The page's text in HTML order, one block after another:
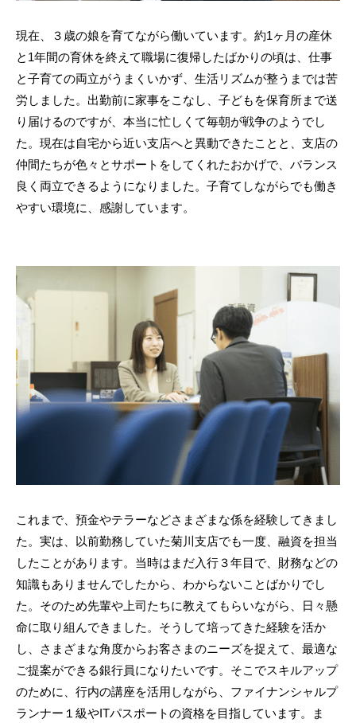
現在、３歳の娘を育てながら働いています。約1ヶ月の産休
と1年間の育休を終えて職場に復帰したばかりの頃は、仕事
と子育ての両立がうまくいかず、生活リズムが整うまでは苦
労しました。出勤前に家事をこなし、子どもを保育所まで送
り届けるのですが、本当に忙しくて毎朝が戦争のようでし
た。現在は自宅から近い支店へと異動できたことと、支店の
仲間たちが色々とサポートをしてくれたおかげで、バランス
良く両立できるようになりました。子育てしながらでも働き
やすい環境に、感謝しています。
これまで、預金やテラーなどさまざまな係を経験してきまし
た。実は、以前勤務していた菊川支店でも一度、融資を担当
したことがあります。当時はまだ入行３年目で、財務などの
知識もありませんでしたから、わからないことばかりでし
た。そのため先輩や上司たちに教えてもらいながら、日々懸
命に取り組んできました。そうして培ってきた経験を活か
し、さまざまな角度からお客さまのニーズを捉えて、最適な
ご提案ができる銀行員になりたいです。そこでスキルアップ
のために、行内の講座を活用しながら、ファイナンシャルプ
ランナー１級やITパスポートの資格を目指しています。ま